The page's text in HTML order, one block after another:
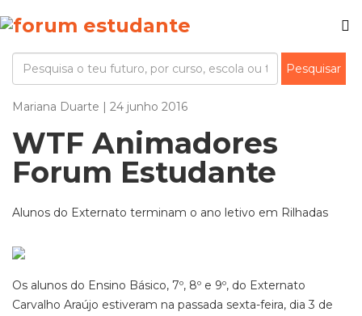
Mariana Duarte | 24 junho 2016
WTF Animadores
Forum Estudante
Alunos do Externato terminam o ano letivo em Rilhadas
Os alunos do Ensino Básico, 7º, 8º e 9º, do Externato
Carvalho Araújo estiveram na passada sexta-feira, dia 3 de